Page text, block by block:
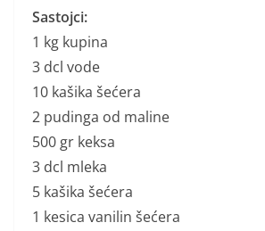
Sastojci:
1 kg kupina
3 dcl vode
10 kašika šećera
2 pudinga od maline
500 gr keksa
3 dcl mleka
5 kašika šećera
1 kesica vanilin šećera